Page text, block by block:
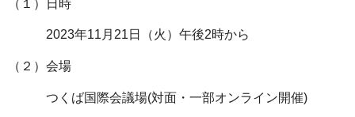
（１）日時
2023年11月21日（火）午後2時から
（２）会場
つくば国際会議場(対面・一部オンライン開催)